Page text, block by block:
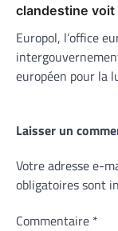
clandestine voit
Europol, l’office
européen pour la
Laisser un
Votre adresse e-
obligatoires sont
Commentaire *